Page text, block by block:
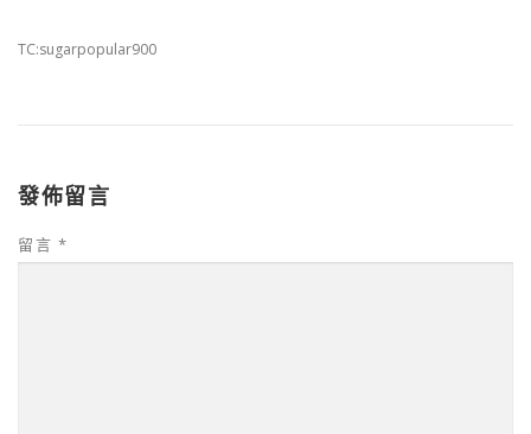
TC:sugarpopular900
發佈留言
留言 *